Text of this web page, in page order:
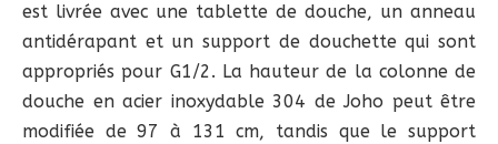
est livrée avec une tablette de douche, un anneau
antidérapant et un support de douchette qui sont
appropriés pour G1/2. La hauteur de la colonne de
douche en acier inoxydable 304 de Joho peut être
modifiée de 97 à 131 cm, tandis que le support